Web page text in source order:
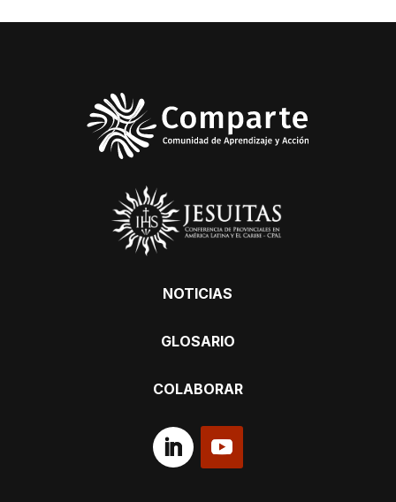
NOTICIAS
GLOSARIO
COLABORAR